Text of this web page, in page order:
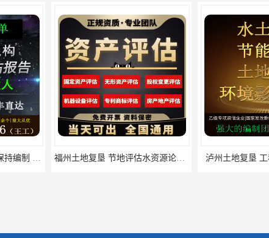
福州土地复垦 节地评估水资源论证 机构 泸州土地复垦 工程节能评估 服务 文山土地复垦